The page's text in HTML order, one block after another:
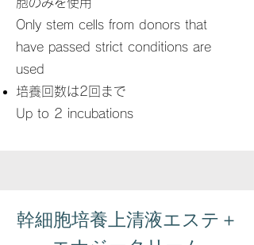
Only stem cells from donors that
have passed strict conditions are
used
培養回数は2回まで
Up to 2 incubations
幹細胞培養上清液エステ＋